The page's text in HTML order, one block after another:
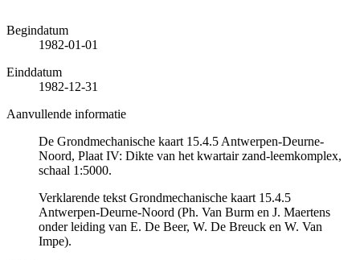
Begindatum
1982-01-01
Einddatum
1982-12-31
Aanvullende informatie
De Grondmechanische kaart 15.4.5 Antwerpen-Deurne-
Noord, Plaat IV: Dikte van het kwartair zand-leemkomplex,
schaal 1:5000.
Verklarende tekst Grondmechanische kaart 15.4.5
Antwerpen-Deurne-Noord (Ph. Van Burm en J. Maertens
onder leiding van E. De Beer, W. De Breuck en W. Van
Impe).